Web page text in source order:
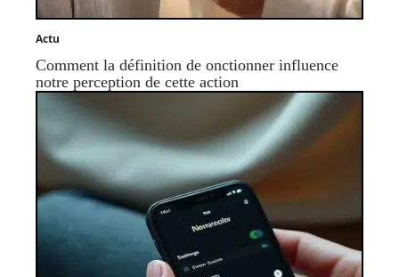
Actu
Comment la définition de onctionner influence
notre perception de cette action